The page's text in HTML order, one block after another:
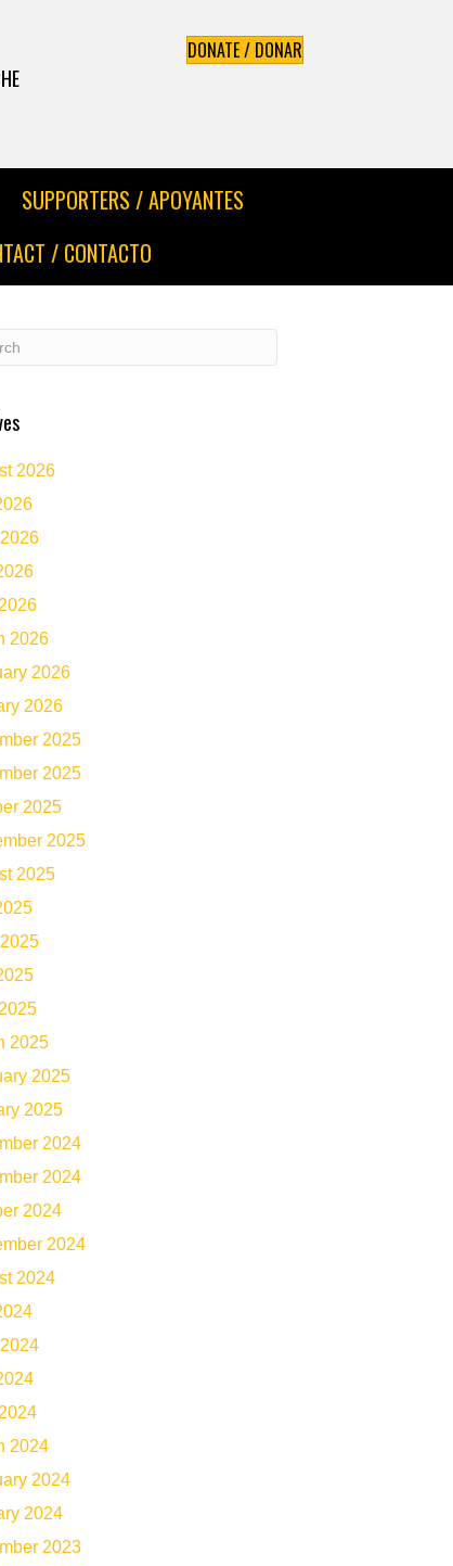
DONATE / DONAR
SUPPORTERS / APOYANTES
/ CONTACTO
2026
2026
2026
2026
2025
2025
2025
2025
2025
2025
2025
2025
2024
2024
2024
2024
2024
2024
2024
2024
2023